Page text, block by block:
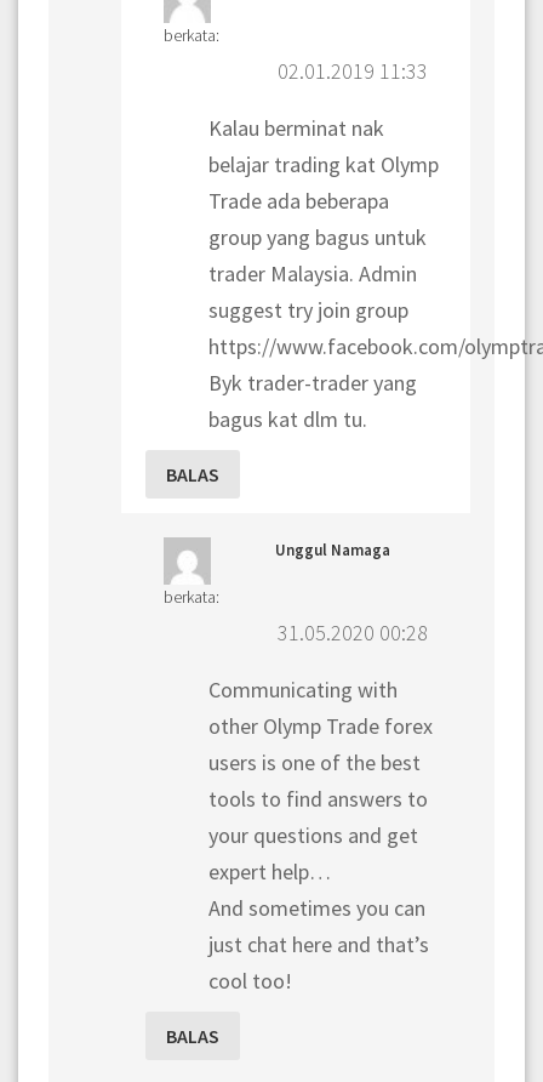
berkata:
02.01.2019 11:33
Kalau berminat nak
belajar trading kat Olymp
Trade ada beberapa
group yang bagus untuk
trader Malaysia. Admin
suggest try join group
https://www.facebook.com/
Byk trader-trader yang
bagus kat dlm tu.
BALAS
Unggul Namaga
berkata:
31.05.2020 00:28
Communicating with
other Olymp Trade forex
users is one of the best
tools to find answers to
your questions and get
expert help…
And sometimes you can
just chat here and that’s
cool too!
BALAS